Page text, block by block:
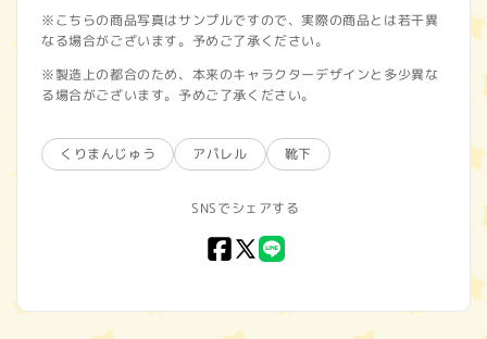
※こちらの商品写真はサンプルですので、実際の商品とは若干異
なる場合がございます。予めご了承ください。
※製造上の都合のため、本来のキャラクターデザインと多少異な
る場合がございます。予めご了承ください。
くりまんじゅう アパレル 靴下
SNSでシェアする
Facebook
X
LINE